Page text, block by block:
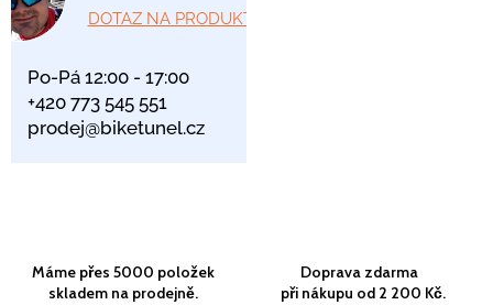
DOTAZ NA PRODUKT
Po-Pá 12:00 - 17:00
+420 773 545 551
prodej@biketunel.cz
Máme přes 5000 položek
skladem na prodejně.
Doprava zdarma
při nákupu od 2 200 Kč.